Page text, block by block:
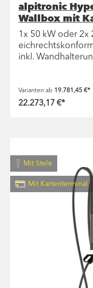
alpitronic
Wallbox mit
1x 50 kW oder 2x
inkl.
Varianten ab 19.781,45 €*
22.273,17 €*
Mit Stele
Mit Kartenterminal